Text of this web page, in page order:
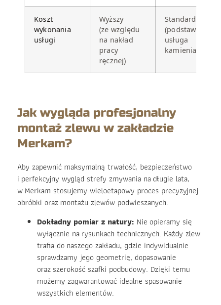
Koszt
wykonania
usługi
Wyższy
(ze względu
na nakład
pracy
ręcznej)
Standardowy
(podstawowa
usługa
kamieniarska)
Jak wygląda profesjonalny
montaż zlewu w zakładzie
Merkam?
Aby zapewnić maksymalną trwałość, bezpieczeństwo
i perfekcyjny wygląd strefy zmywania na długie lata,
w Merkam stosujemy wieloetapowy proces precyzyjnej
obróbki oraz montażu zlewów podwieszanych.
Dokładny pomiar z natury: Nie opieramy się
wyłącznie na rysunkach technicznych. Każdy zlew
trafia do naszego zakładu, gdzie indywidualnie
sprawdzamy jego geometrię, dopasowanie
oraz szerokość szafki podbudowy. Dzięki temu
możemy zagwarantować idealne spasowanie
wszystkich elementów.